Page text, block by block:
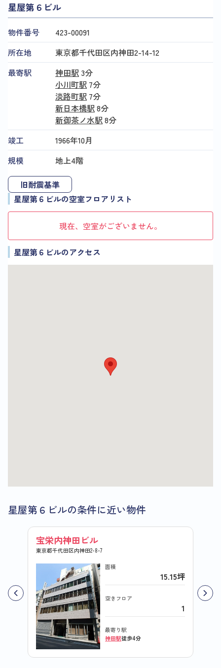
星屋第６ビル
物件番号
423​-​00091
所在地
東京都千代田区内神田2-14-12
最寄駅
神田駅 3分
小川町駅 7分
淡路町駅 7分
新日本橋駅8分
新御茶ノ水駅8分
竣工
1966年10月
規模
地上4階
旧耐震基準
星屋第６ビルの空室フロアリスト
現在、空室がございません。
星屋第６ビルのアクセス
星屋第６ビルの条件に近い物件
宝栄内神田ビル
東京都千代田区内神田2-8-7
面積
15.15坪
空きフロア
1
最寄り駅
神田駅徒歩4分